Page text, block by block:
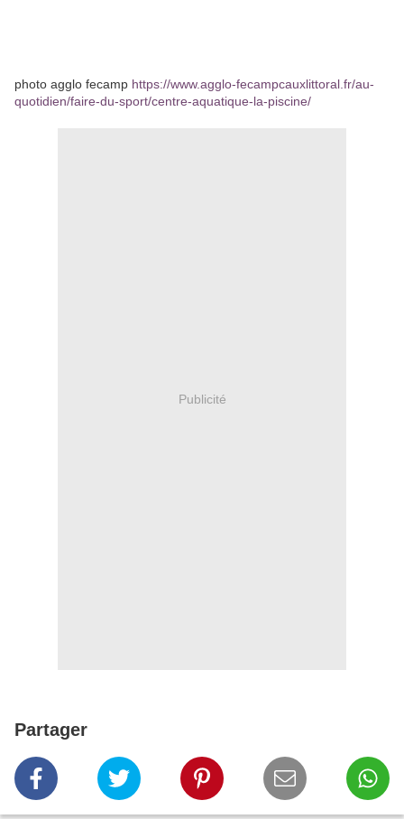
photo agglo fecamp https://www.agglo-fecampcauxlittoral.fr/au-
quotidien/faire-du-sport/centre-aquatique-la-piscine/
Publicité
Partager